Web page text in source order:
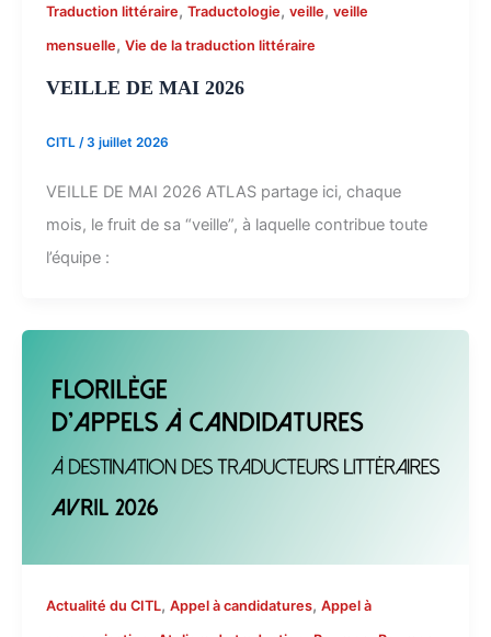
Traduction littéraire, Traductologie, veille, veille
mensuelle, Vie de la traduction littéraire
VEILLE DE MAI 2026
CITL /3 juillet 2026
VEILLE DE MAI 2026 ATLAS partage ici, chaque
mois, le fruit de sa “veille”, à laquelle contribue toute
l’équipe :
Actualité du CITL, Appel à candidatures, Appel à